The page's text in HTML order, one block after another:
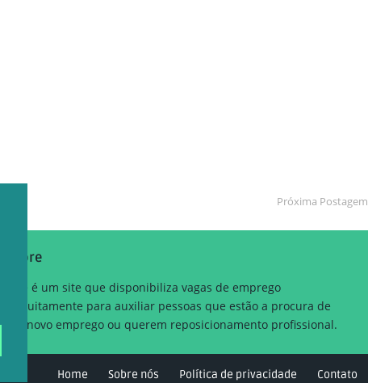
Próxima Postagem
Sobre
Este é um site que disponibiliza vagas de emprego
gratuitamente para auxiliar pessoas que estão a procura de
um novo emprego ou querem reposicionamento profissional.
Home Sobre nós Política de privacidade Contato